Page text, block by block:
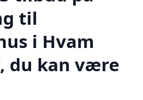
til
i Hvam
du kan være